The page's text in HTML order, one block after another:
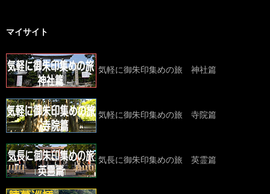
マイサイト
気軽に御朱印集めの旅 神社篇
気軽に御朱印集めの旅 寺院篇
気長に御朱印集めの旅 英霊篇